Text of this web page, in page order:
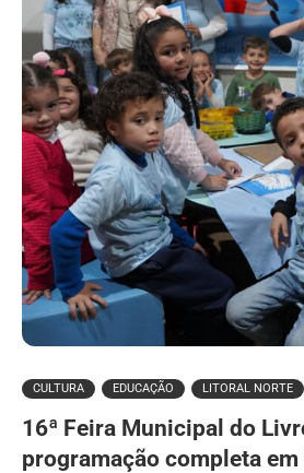
CULTURA EDUCAÇÃO LITORAL NORTE
16ª Feira Municipal do
programação completa